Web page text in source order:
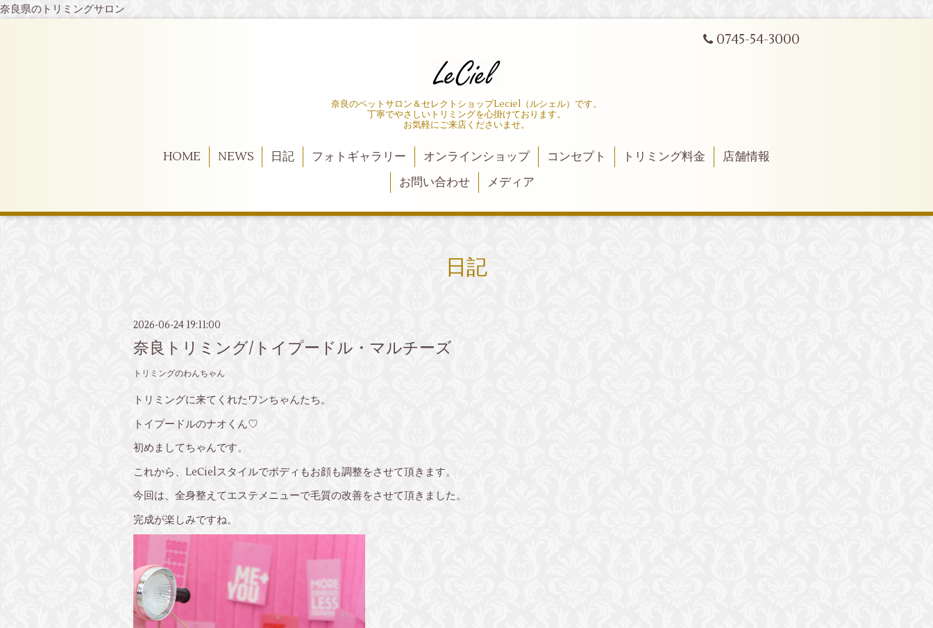
奈良県のトリミングサロン
0745-54-3000
奈良のペットサロン＆セレクトショップLeciel（ルシェル）です。
丁寧でやさしいトリミングを心掛けております。
お気軽にご来店くださいませ。
HOME NEWS 日記 フォトギャラリー オンラインショップ コンセプト トリミング料金
店舗情報
お問い合わせ
メディア
日記
2026-06-24 19:11:00
奈良トリミング/トイプードル・マルチーズ
トリミングのわんちゃん
トリミングに来てくれたワンちゃんたち。
トイプードルのナオくん♡
初めましてちゃんです。
これから、LeCielスタイルでボディもお顔も調整をさせて頂きます。
今回は、全身整えてエステメニューで毛質の改善をさせて頂きました。
完成が楽しみですね。